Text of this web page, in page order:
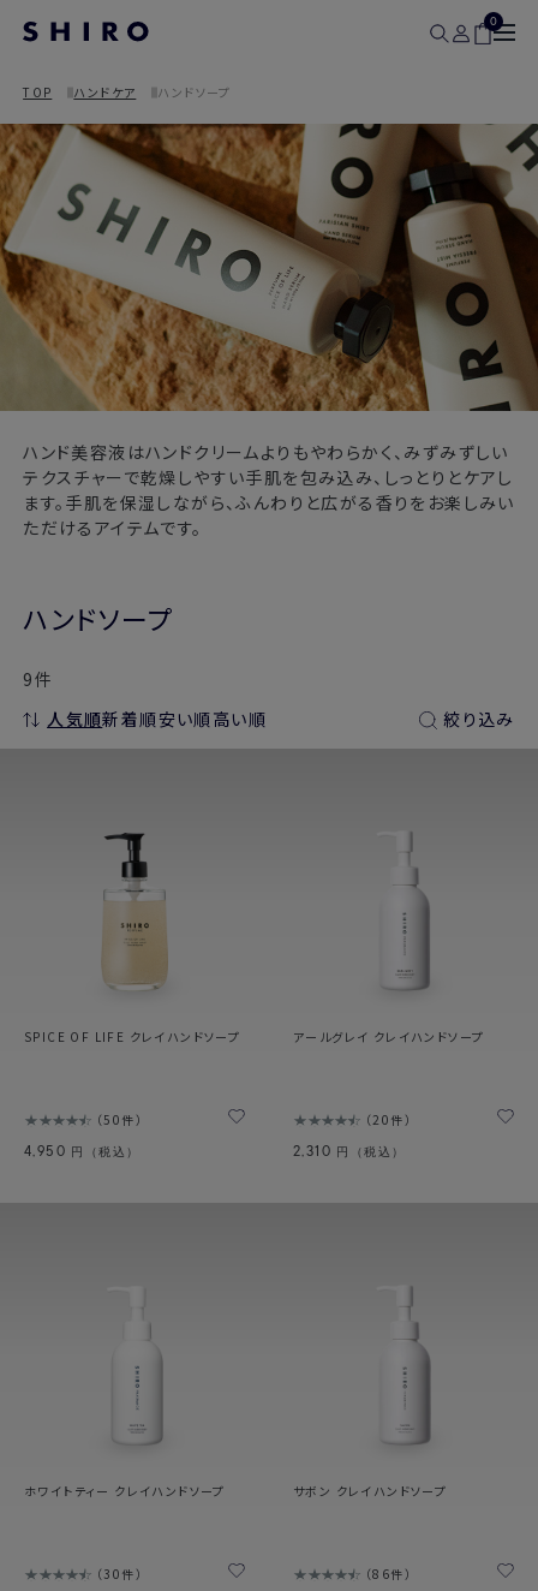
0
TOP ハンドケア ハンドソープ
ハンド美容液はハンドクリームよりもやわらかく、みずみずしい
テクスチャーで乾燥しやすい手肌を包み込み、しっとりとケアし
ます。手肌を保湿しながら、ふんわりと広がる香りをお楽しみい
ただけるアイテムです。
ハンドソープ
9件
人気順新着順安い順高い順 絞り込み
SPICE OF LIFE クレイハンドソープ
50件
4,950 円（税込）
アールグレイ クレイハンドソープ
20件
2,310 円（税込）
ホワイトティー クレイハンドソープ
30件
サボン クレイハンドソープ
86件